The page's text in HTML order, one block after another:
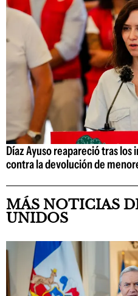
Díaz Ayuso reapareció tras
contra la devolución de
MÁS NOTICIAS
UNIDOS